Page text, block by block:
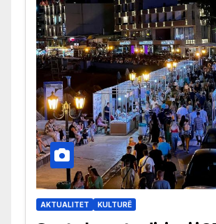
AKTUALITET KULTURË